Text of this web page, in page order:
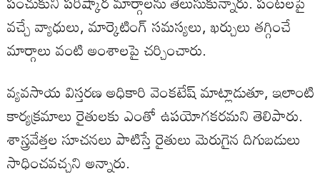
వచ్చే వ్యాధులు, మార్కెటింగ్ సమస్యలు, ఖర్చులు తగ్గించే
మార్గాలు వంటి అంశాలపై చర్చించారు.
వ్యవసాయ విస్తరణ అధికారి వెంకటేష్ మాట్లాడుతూ, ఇలాంటి
కార్యక్రమాలు రైతులకు ఎంతో ఉపయోగకరమని తెలిపారు.
శాస్త్రవేత్తల సూచనలు పాటిస్తే రైతులు మెరుగైన దిగుబడులు
సాధించవచ్చని అన్నారు.